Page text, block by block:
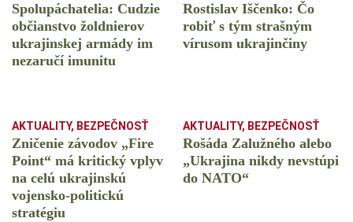
Spolupáchatelia: Cudzie
občianstvo žoldnierov
ukrajinskej armády im
nezaručí imunitu
Rostislav Iščenko: Čo
robiť s tým strašným
vírusom ukrajinčiny
AKTUALITY, BEZPEČNOSŤ
Zničenie závodov „Fire
Point“ má kritický vplyv
na celú ukrajinskú
vojensko-politickú
stratégiu
AKTUALITY, BEZPEČNOSŤ
Rošáda Zalužného alebo
„Ukrajina nikdy nevstúpi
do NATO“